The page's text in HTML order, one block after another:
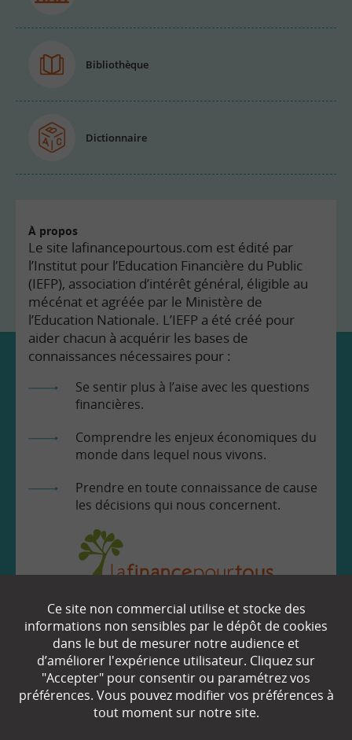
Bibliothèque
Dictionnaire
À propos
Le site lafinancepourtous.com est édité par
l’Institut pour l’Education Financière du Public
(IEFP), association d’intérêt général, éligible au
mécénat et agréée par le Ministère de
l’Education Nationale. L’IEFP a été créé pour
aider chacun à acquérir les bases de
connaissances nécessaires pour :
Se sentir plus à l’aise avec les questions
financières.
Comprendre les enjeux économiques du
monde dans lequel nous vivons.
Prendre en toute connaissance de cause
les décisions qui nous concernent.
EN SAVOIR
Qui sommes-nous ?
Partenaires
Ce site non commercial utilise et stocke des
informations non sensibles par le dépôt de cookies
dans le but de mesurer notre audience et
d’améliorer l'expérience utilisateur. Cliquez sur
"Accepter" pour consentir ou paramétrez vos
préférences. Vous pouvez modifier vos préférences à
tout moment sur notre site.